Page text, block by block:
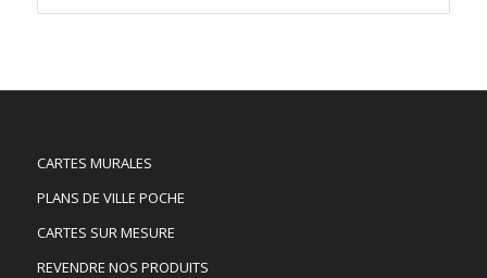
prix :
80.00 €
CARTES MURALES
PLANS DE VILLE POCHE
CARTES SUR MESURE
REVENDRE NOS PRODUITS